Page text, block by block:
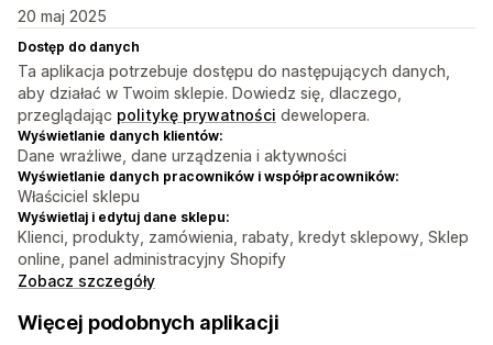
20 maj 2025
Dostęp do danych
Ta aplikacja potrzebuje dostępu do następujących danych,
aby działać w Twoim sklepie. Dowiedz się, dlaczego,
przeglądając politykę prywatności dewelopera.
Wyświetlanie danych klientów:
Dane wrażliwe, dane urządzenia i aktywności
Wyświetlanie danych pracowników i współpracowników:
Właściciel sklepu
Wyświetlaj i edytuj dane sklepu:
Klienci, produkty, zamówienia, rabaty, kredyt sklepowy, Sklep
online, panel administracyjny Shopify
Zobacz szczegóły
Więcej podobnych aplikacji